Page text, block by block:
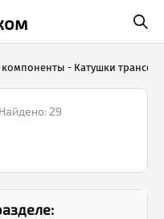
- Катушки
Найдено: 29